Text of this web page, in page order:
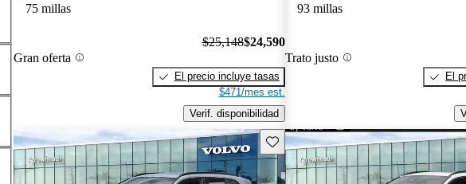
75 millas
Gran oferta
$25,148$24,590
El precio incluye tasas
$471/mes est.
Verif. disponibilidad
93 millas
Trato justo
El
Guarda este Aviso